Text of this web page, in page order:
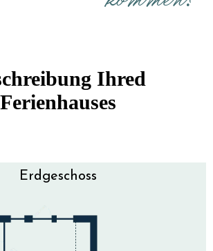
Ihred
Ferienhauses
Erdgeschoss